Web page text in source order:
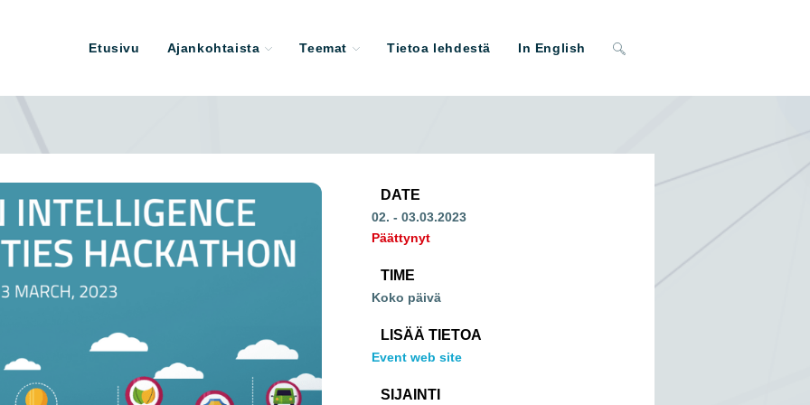
Etusivu Ajankohtaista Teemat Tietoa lehdestä In English Toggle
DATE
02. - 03.03.2023
Päättynyt
TIME
Koko päivä
LISÄÄ TIETOA
Event web site
SIJAINTI